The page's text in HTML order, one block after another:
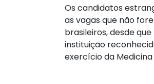
Os candidatos
as vagas que não
brasileiros, desde
instituição
exercício da